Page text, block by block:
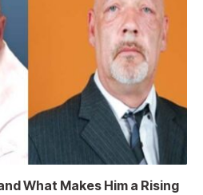
What Makes Him a Rising